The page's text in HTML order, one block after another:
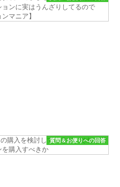
質問＆お便りへの回答